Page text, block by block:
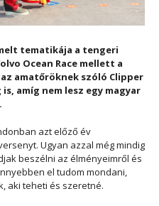
tematikája a tengeri
Ocean Race mellett a
amatőröknek szóló Clipper
amíg nem lesz egy magyar
azt előző év
Ugyan azzal még mindig
beszélni az élményeimről és
el tudom mondani,
aki teheti és szeretné.